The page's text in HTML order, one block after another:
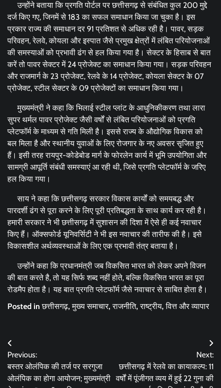
उन्होंने बताया कि प्रगति पोर्टल पर छत्तीसगढ़ से संबंधित कुल 200 मुद्दे
दर्ज किए गए, जिनमें से 183 का सफल समाधान किया जा चुका है। इस
प्रकार राज्य की समाधान दर 91 प्रतिशत से अधिक रही है। पावर, सड़क
परिवहन, रेलवे, कोयला और इस्पात जैसे प्रमुख क्षेत्रों में लंबित परियोजनाओं
की समस्याओं को प्रभावी ढंग से हल किया गया है। सेक्टर के हिसाब से बात
करें तो पावर सेक्टर में 24 प्रोजेक्ट का समाधान किया गया। सड़क परिवहन
और राजमार्ग के 23 प्रोजेक्ट, रेलवे के 14 प्रोजेक्ट, कोयला सेक्टर के 07
प्रोजेक्ट, स्टील सेक्टर के 09 प्रोजेक्टों का समाधान किया गया।
मुख्यमंत्री ने कहा कि भिलाई स्टील प्लांट के आधुनिकीकरण तथा लारा
सुपर थर्मल पावर प्रोजेक्ट जैसी वर्षों से लंबित परियोजनाओं को प्रगति
प्लेटफॉर्म के माध्यम से गति मिली है। इससे राज्य के औद्योगिक विकास को
बल मिला है और स्थानीय युवाओं के लिए रोजगार के नए अवसर सृजित हुए
हैं। इसी तरह रायपुर-कोडेबोड मार्ग के फोरलेन कार्य में भूमि उपयोगिता और
सामग्री आपूर्ति संबंधी समस्याएं आ रही थी, जिसे प्रगति प्लेटफॉर्म के जरिए
हल किया गया।
साय ने कहा कि छत्तीसगढ़ सरकार विकास कार्यों को समयबद्ध और
पारदर्शी ढंग से पूरा करने के लिए पूरी प्रतिबद्धता के साथ कार्य कर रही है।
हमारी सरकार ने भी छत्तीसगढ़ में सुशासन की दिशा में ऐसे ही कई नवाचार
किए हैं। ऑक्सफोर्ड यूनिवर्सिटी ने भी इस नवाचार की तारीफ की है। इसे
विकासशील अर्थव्यवस्थाओं के लिए एक प्रभावी तंत्र बताया है।
उन्होंने कहा कि प्रधानमंत्री जब विकसित भारत को लेकर अपने विजन
की बात करते है, तो यह सिर्फ शब्द नहीं होते, बल्कि विकसित भारत का पूरा
रोडमैप होता है। यह बात प्रगति प्लेटफॉर्म जैसे नवाचार से साबित होता है।
Posted inछत्तीसगढ़,मुख्य समाचार,राजनीति,राष्ट्रीय,वित्त और व्यापार
Post
navigation
Previous:
बस्तर ओलंपिक की तर्ज पर सरगुजा
ओलंपिक का होगा आयोजन; मुख्यमंत्री
Next:
छत्तीसगढ़ में रेलवे का कायाकल्प: 11
वर्षों में पूंजीगत व्यय में हुई 22 गुना की